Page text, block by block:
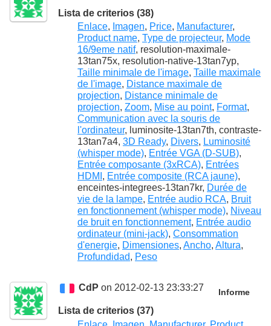
Lista de criterios (38)
Enlace, Imagen, Price, Manufacturer,
Product name, Type de projecteur, Mode
16/9eme natif, resolution-maximale-
13tan75x, resolution-native-13tan7yp,
Taille minimale de l'image, Taille maximale
de l'image, Distance maximale de
projection, Distance minimale de
projection, Zoom, Mise au point, Format,
Communication avec la souris de
l'ordinateur, luminosite-13tan7th, contraste-
13tan7a4, 3D Ready, Divers, Luminosité
(whisper mode), Entrée VGA (D-SUB),
Entrée composante (3xRCA), Entrées
HDMI , Entrée composite (RCA jaune),
enceintes-integrees-13tan7kr, Durée de
vie de la lampe, Entrée audio RCA, Bruit
en fonctionnement (whisper mode), Niveau
de bruit en fonctionnement, Entrée audio
ordinateur (mini-jack), Consommation
d'energie, Dimensiones, Ancho, Altura,
Profundidad, Peso
CdP on 2012-02-13 23:33:27 Informe
Lista de criterios (37)